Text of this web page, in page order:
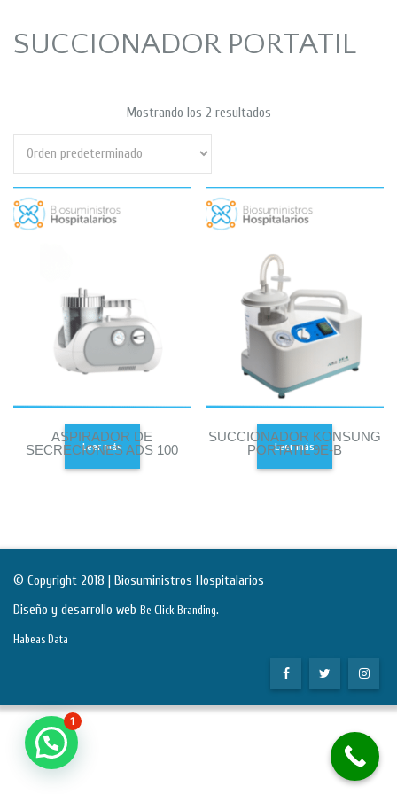
SUCCIONADOR PORTATIL
Mostrando los 2 resultados
ASPIRADOR DE
SECRECIONES ADS 100
Leer más
SUCCIONADOR KONSUNG
PORTATIL 9E-B
Leer más
© Copyright 2018 | Biosuministros Hospitalarios
Diseño y desarrollo web Be Click Branding.
Habeas Data
1